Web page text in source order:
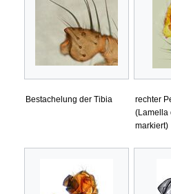
Bestachelung der Tibia
rechter
(Lamella
markiert)